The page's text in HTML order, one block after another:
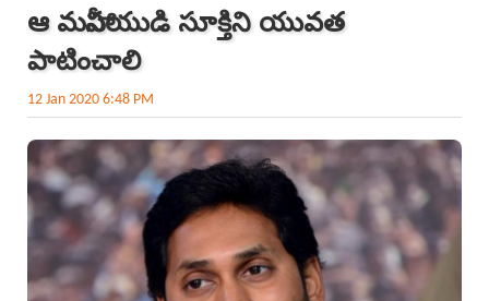
ఆ మహానీయుడి సూక్తిని యువత
పాటించాలి
12 Jan 2020 6:48 PM